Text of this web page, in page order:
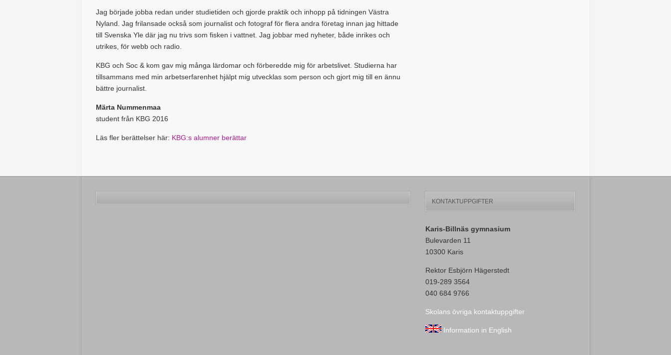
Jag började jobba redan under studietiden och gjorde praktik och inhopp på tidningen Västra
Nyland. Jag frilansade också som journalist och fotograf för flera andra företag innan jag hittade
till Svenska Yle där jag nu trivs som fisken i vattnet. Jag jobbar med nyheter, både inrikes och
utrikes, för webb och radio.
KBG och Soc & kom gav mig många lärdomar och förberedde mig för arbetslivet. Studierna har
tillsammans med min arbetserfarenhet hjälpt mig utvecklas som person och gjort mig till en ännu
bättre journalist.
Märta Nummenmaa
student från KBG 2016
Läs fler berättelser här: KBG:s alumner berättar
KONTAKTUPPGIFTER
Karis-Billnäs gymnasium
Bulevarden 11
10300 Karis
Rektor Esbjörn Hägerstedt
019-289 3564
040 684 9766
Skolans övriga kontaktuppgifter
Information in English